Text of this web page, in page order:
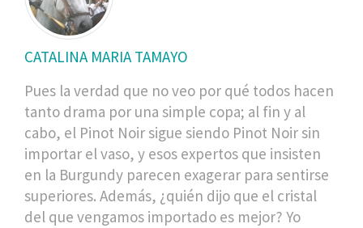
CATALINA MARIA TAMAYO
Pues la verdad que no veo por qué todos hacen
tanto drama por una simple copa; al fin y al
cabo, el Pinot Noir sigue siendo Pinot Noir sin
importar el vaso, y esos expertos que insisten
en la Burgundy parecen exagerar para sentirse
superiores. Además, ¿quién dijo que el cristal
del que vengamos importado es mejor? Yo